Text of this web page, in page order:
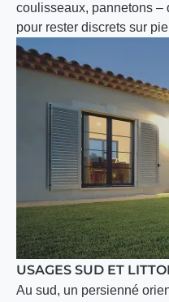
coulisseaux, pannetons
pour rester discrets sur
USAGES SUD ET
Au sud, un persienné